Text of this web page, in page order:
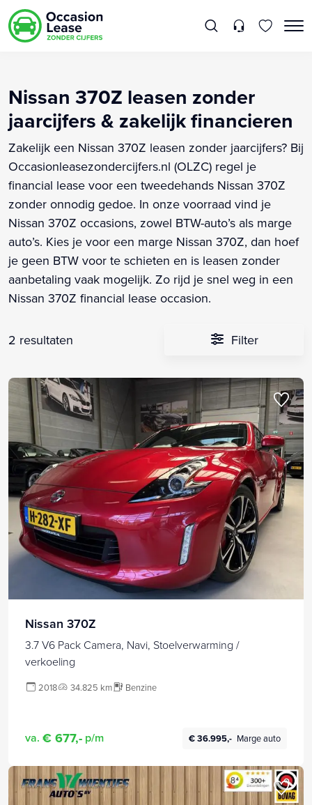
Nissan 370Z leasen zonder
jaarcijfers & zakelijk financieren
Zakelijk een Nissan 370Z leasen zonder jaarcijfers? Bij
Occasionleasezondercijfers.nl (OLZC) regel je
financial lease voor een tweedehands Nissan 370Z
zonder onnodig gedoe. In onze voorraad vind je
Nissan 370Z occasions, zowel BTW-auto’s als marge
auto’s. Kies je voor een marge Nissan 370Z, dan hoef
je geen BTW voor te schieten en is leasen zonder
aanbetaling vaak mogelijk. Zo rijd je snel weg in een
Nissan 370Z financial lease occasion.
2 resultaten Filter
Nissan 370Z
3.7 V6 Pack Camera, Navi, Stoelverwarming /
verkoeling
2018 34.825 km Benzine
va. € 677,- p/m € 36.995,- Marge auto